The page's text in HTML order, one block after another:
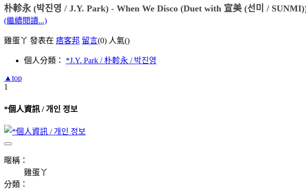
朴軫永 (박진영 / J.Y. Park) - When We Disco (Duet with 宣美 (선미 /
(繼續閱讀...)
雞蛋丫 發表在 痞客邦 留言(0) 人氣()
個人分類： *J.Y. Park / 朴軫永 / 박진영
▲top
1
*個人資訊 / 개인 정보
暱稱：
雞蛋丫
分類：